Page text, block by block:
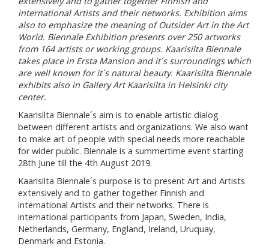
international Artists and their networks. Exhibition aims
also to emphasize the meaning of Outsider Art in the Art
World. Biennale Exhibition presents over 250 artworks
from 164 artists or working groups. Kaarisilta Biennale
takes place in Ersta Mansion and it´s surroundings which
are well known for it´s natural beauty. Kaarisilta Biennale
exhibits also in Gallery Art Kaarisilta in Helsinki city
center.
Kaarisilta Biennale´s aim is to enable artistic dialog
between different artists and organizations. We also want
to make art of people with special needs more reachable
for wider public. Biennale is a summertime event starting
28th June till the 4th August 2019.
Kaarisilta Biennale´s purpose is to present Art and Artists
extensively and to gather together Finnish and
international Artists and their networks. There is
international participants from Japan, Sweden, India,
Netherlands, Germany, England, Ireland, Uruquay,
Denmark and Estonia.